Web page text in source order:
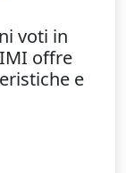
voti in
offre
e
con